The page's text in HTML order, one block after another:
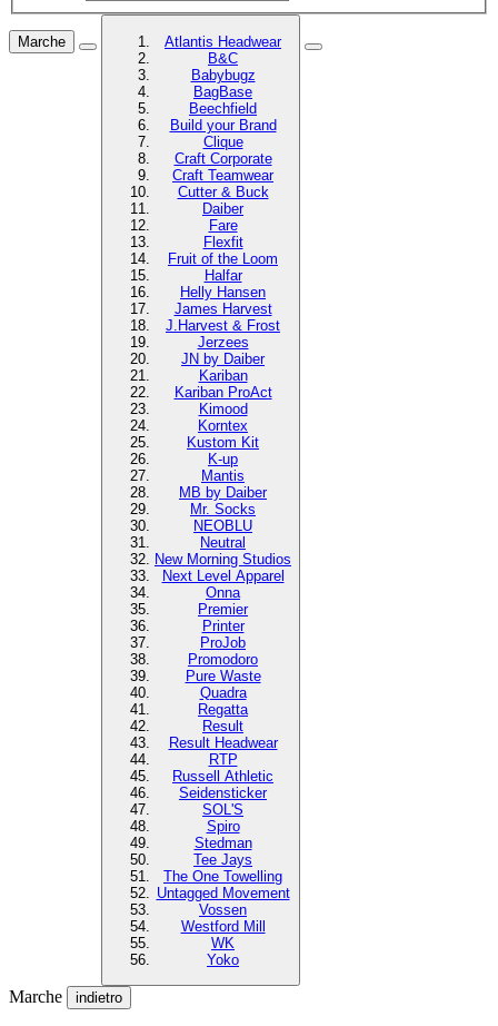
Marche
Atlantis Headwear
B&C
Babybugz
BagBase
Beechfield
Build your Brand
Clique
Craft Corporate
Craft Teamwear
Cutter & Buck
Daiber
Fare
Flexfit
Fruit of the Loom
Halfar
Helly Hansen
James Harvest
J.Harvest & Frost
Jerzees
JN by Daiber
Kariban
Kariban ProAct
Kimood
Korntex
Kustom Kit
K-up
Mantis
MB by Daiber
Mr. Socks
NEOBLU
Neutral
New Morning Studios
Next Level Apparel
Onna
Premier
Printer
ProJob
Promodoro
Pure Waste
Quadra
Regatta
Result
Result Headwear
RTP
Russell Athletic
Seidensticker
SOL'S
Spiro
Stedman
Tee Jays
The One Towelling
Untagged Movement
Vossen
Westford Mill
WK
Yoko
Marche indietro